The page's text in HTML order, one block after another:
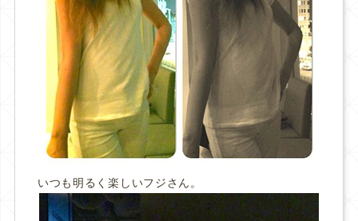
いつも明るく楽しいフジさん。